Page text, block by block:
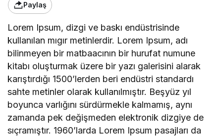
Paylaş
Lorem Ipsum, dizgi ve baskı endüstrisinde
kullanılan mıgır metinlerdir. Lorem Ipsum, adı
bilinmeyen bir matbaacının bir hurufat numune
kitabı oluşturmak üzere bir yazı galerisini alarak
karıştırdığı 1500’lerden beri endüstri standardı
sahte metinler olarak kullanılmıştır. Beşyüz yıl
boyunca varlığını sürdürmekle kalmamış, aynı
zamanda pek değişmeden elektronik dizgiye de
sıçramıştır. 1960’larda Lorem Ipsum pasajları da